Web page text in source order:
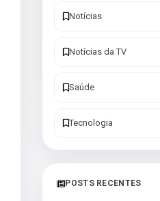
Notícias
Notícias da TV
Saúde
Tecnologia
POSTS RECENTES